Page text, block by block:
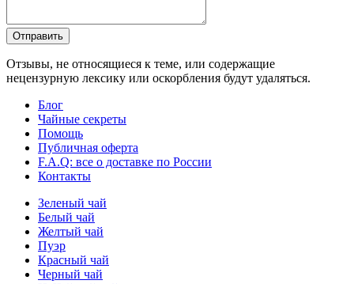
Отправить
Отзывы, не относящиеся к теме, или содержащие
нецензурную лексику или оскорбления будут удаляться.
Блог
Чайные секреты
Помощь
Публичная оферта
F.A.Q: все о доставке по России
Контакты
Зеленый чай
Белый чай
Желтый чай
Пуэр
Красный чай
Черный чай